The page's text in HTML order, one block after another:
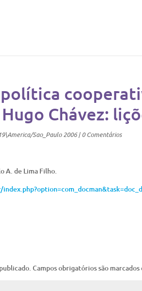
Chávez:
Sao_Paulo 2006|0 Comentários
A. de Lima Filho.
Campos obrigatórios são marcados